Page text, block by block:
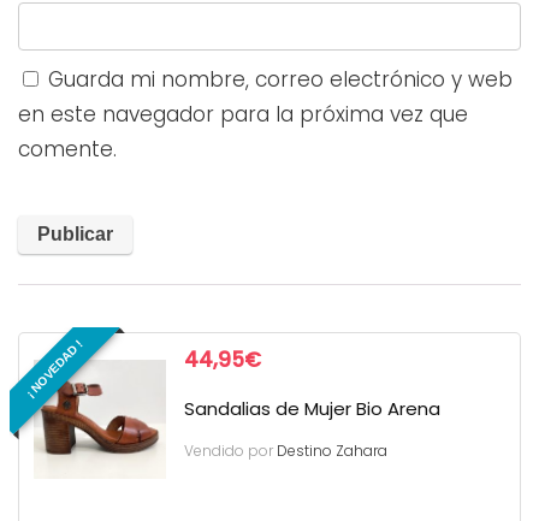
Guarda mi nombre, correo electrónico y web
en este navegador para la próxima vez que
comente.
¡ NOVEDAD ! 44,95€
Sandalias de Mujer Bio Arena
Vendido por Destino Zahara